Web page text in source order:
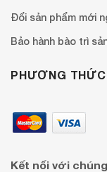
Đổi sản phẩm mới
Bảo hành bào trì
PHƯƠNG
Kết nối với